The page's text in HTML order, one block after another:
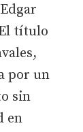
título
por un
sin
en